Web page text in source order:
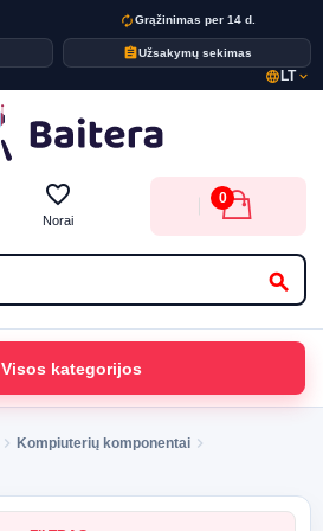
autorenewGrąžinimas per 14 d.
assignmentUžsakymų sekimas
language LTexpand_more
search
favorite_border
Norai
0
Visos kategorijos
Kompiuterių komponentai